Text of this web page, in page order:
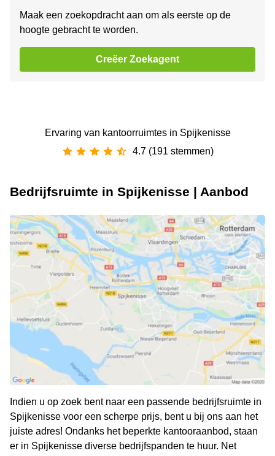
Maak een zoekopdracht aan om als eerste op de
hoogte gebracht te worden.
Creëer Zoekagent
Ervaring van ‪kantoorruimtes‬ in Spijkenisse
4.7 (191 stemmen)
Bedrijfsruimte in Spijkenisse | Aanbod
Indien u op zoek bent naar een passende bedrijfsruimte in
Spijkenisse voor een scherpe prijs, bent u bij ons aan het
juiste adres! Ondanks het beperkte kantooraanbod, staan
er in Spijkenisse diverse bedrijfspanden te huur. Net